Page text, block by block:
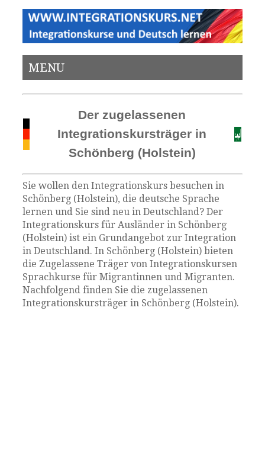
MENU
Der zugelassenen
Integrationskursträger in
Schönberg (Holstein)
Sie wollen den Integrationskurs besuchen in
Schönberg (Holstein), die deutsche Sprache
lernen und Sie sind neu in Deutschland? Der
Integrationskurs für Ausländer in Schönberg
(Holstein) ist ein Grundangebot zur Integration
in Deutschland. In Schönberg (Holstein) bieten
die Zugelassene Träger von Integrationskursen
Sprachkurse für Migrantinnen und Migranten.
Nachfolgend finden Sie die zugelassenen
Integrationskursträger in Schönberg (Holstein).